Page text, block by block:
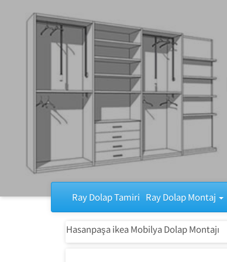
Ray Dolap Tamiri Ray Dolap Montaj
Hasanpaşa ikea Mobilya Dolap Montajı